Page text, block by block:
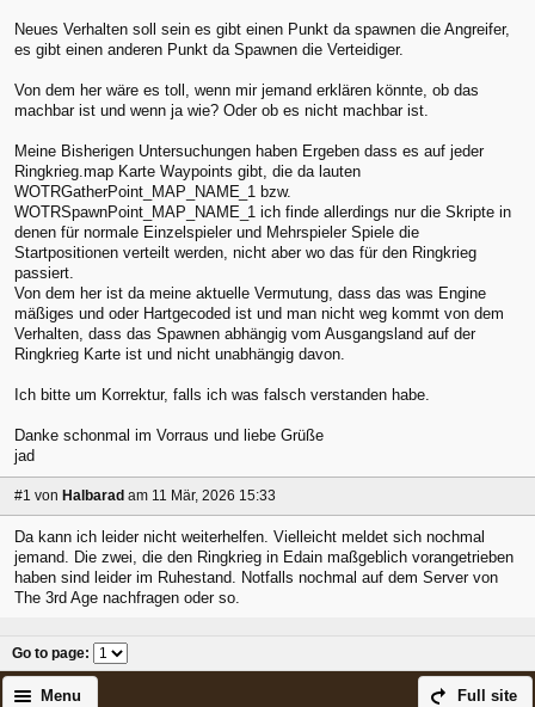
Neues Verhalten soll sein es gibt einen Punkt da spawnen die Angreifer,
es gibt einen anderen Punkt da Spawnen die Verteidiger.
Von dem her wäre es toll, wenn mir jemand erklären könnte, ob das
machbar ist und wenn ja wie? Oder ob es nicht machbar ist.
Meine Bisherigen Untersuchungen haben Ergeben dass es auf jeder
Ringkrieg.map Karte Waypoints gibt, die da lauten
WOTRGatherPoint_MAP_NAME_1 bzw.
WOTRSpawnPoint_MAP_NAME_ 1 ich finde allerdings nur die Skripte in
denen für normale Einzelspieler und Mehrspieler Spiele die
Startpositionen verteilt werden, nicht aber wo das für den Ringkrieg
passiert.
Von dem her ist da meine aktuelle Vermutung, dass das was Engine
mäßiges und oder Hartgecoded ist und man nicht weg kommt von dem
Verhalten, dass das Spawnen abhängig vom Ausgangsland auf der
Ringkrieg Karte ist und nicht unabhängig davon.
Ich bitte um Korrektur, falls ich was falsch verstanden habe.
Danke schonmal im Vorraus und liebe Grüße
jad
#1 von Halbarad am 11 Mär, 2026 15:33
Da kann ich leider nicht weiterhelfen. Vielleicht meldet sich nochmal
jemand. Die zwei, die den Ringkrieg in Edain maßgeblich vorangetrieben
haben sind leider im Ruhestand. Notfalls nochmal auf dem Server von
The 3rd Age nachfragen oder so.
Go to page:
Full site
Menu